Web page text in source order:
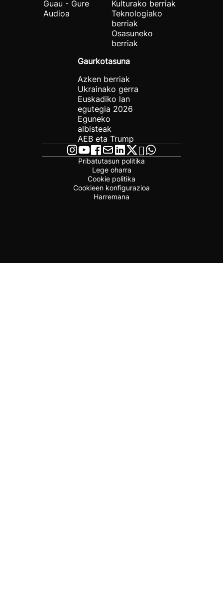
Guau - Gure
Audioa
Kulturako berriak
Teknologiako
berriak
Osasuneko
berriak
Gaurkotasuna
Azken berriak
Ukrainako gerra
Euskadiko lan
egutegia 2026
Eguneko
albisteak
AEB eta Trump
Pribatutasun politika
Lege oharra
Cookie politika
Cookieen konfigurazioa
Harremana